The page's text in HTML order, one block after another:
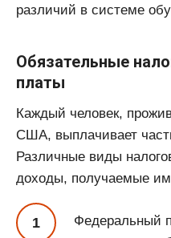
различий в системе
Обязательные
платы
Каждый человек,
США, выплачивает
Различные виды
доходы, получаемые
Федеральный